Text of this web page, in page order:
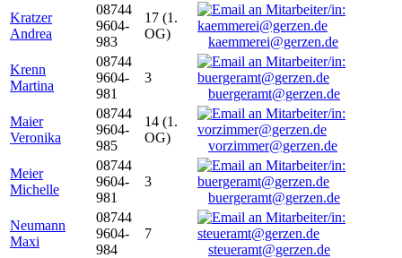
Kratzer
Andrea
08744
9604-
983
17 (1.
OG)
kaemmerei@gerzen.de
Krenn
Martina
08744
9604-
981
3
buergeramt@gerzen.de
Maier
Veronika
08744
9604-
985
14 (1.
OG)
vorzimmer@gerzen.de
Meier
Michelle
08744
9604-
981
3
buergeramt@gerzen.de
Neumann
Maxi
08744
9604-
984
7
steueramt@gerzen.de